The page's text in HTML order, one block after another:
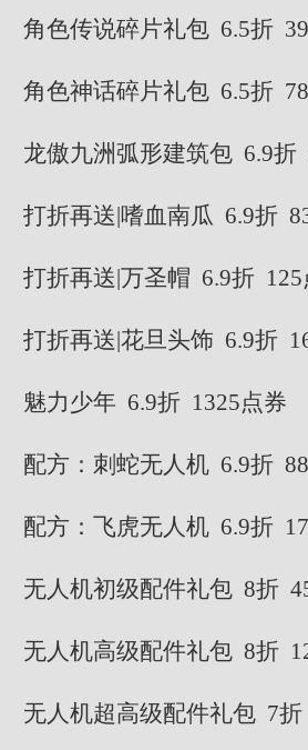
角色传说碎片礼包 6.5折
角色神话碎片礼包 6.5折
龙傲九洲弧形建筑包 6.9折
打折再送|嗜血南瓜 6.9折
打折再送|万圣帽 6.9折 125
打折再送|花旦头饰 6.9折
魅力少年 6.9折 1325点券
配方：刺蛇无人机 6.9折
配方：飞虎无人机 6.9折
无人机初级配件礼包 8折
无人机高级配件礼包 8折
无人机超高级配件礼包 7